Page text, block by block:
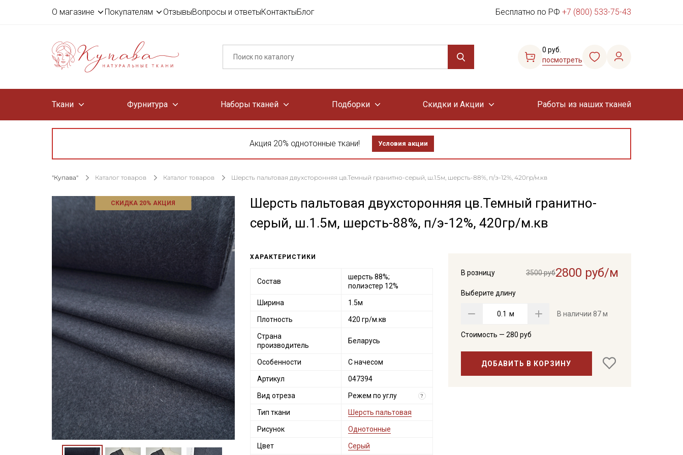
О магазине Покупателям ОтзывыВопросы и ответыКонтактыБлог Бесплатно по РФ +7 (800) 533-75-43
0 руб.
посмотреть
Ткани Фурнитура Наборы тканей Подборки Скидки и Акции Работы из наших тканей
Акция 20% однотонные ткани! Условия акции
"Купава" Каталог товаров Каталог товаров Шерсть пальтовая двухсторонняя цв.Темный гранитно-серый, ш.1.5м, шерсть-88%, п/э-12%, 420гр/м.кв
СКИДКА 20% АКЦИЯ
Шерсть пальтовая двухсторонняя цв.Темный гранитно-
серый, ш.1.5м, шерсть-88%, п/э-12%, 420гр/м.кв
В розницу 3500 руб2800 руб/м
Выберите длину
м В наличии 87 м
Стоимость — 280 руб
ДОБАВИТЬ В КОРЗИНУ
ХАРАКТЕРИСТИКИ
Состав
шерсть 88%;
полиэстер 12%
Ширина 1.5м
Плотность 420 гр/м.кв
Страна
производитель
Беларусь
Особенности С начесом
Артикул 047394
Вид отреза Режем по углу ?
Тип ткани Шерсть пальтовая
Рисунок Однотонные
Цвет Серый